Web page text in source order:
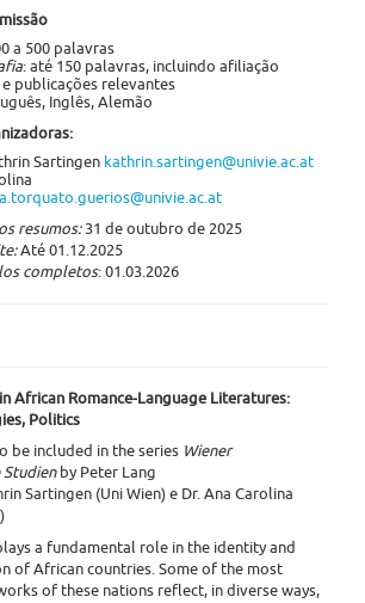
a 500 palavras
: até 150 palavras, incluindo afiliação
publicações relevantes
Inglês, Alemão
Sartingen kathrin.sartingen@univie.ac.at
resumos:31 de outubro de 2025
Até 01.12.2025
completos: 01.03.2026
African Romance-Language Literatures:
Politics
be included in the series Wiener
by Peter Lang
Sartingen (Uni Wien) e Dr. Ana Carolina
a fundamental role in the identity and
of African countries. Some of the most
of these nations reflect, in diverse ways,